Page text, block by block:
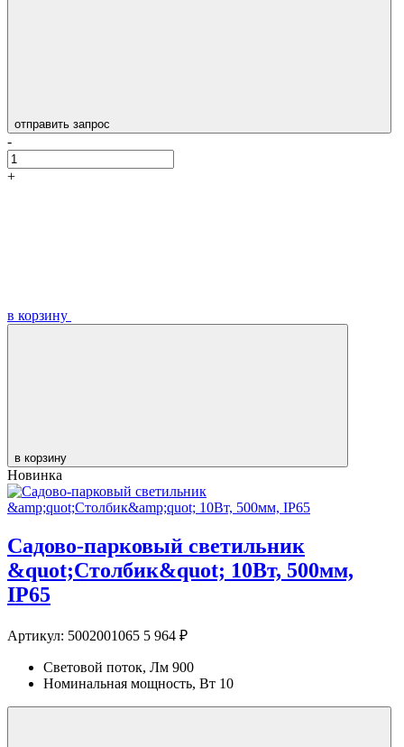
отправить запрос
-
+
в корзину
в корзину
Новинка
Садово-парковый светильник
&quot;Столбик&quot; 10Вт, 500мм,
IP65
Артикул: 5002001065 5 964 ₽
Световой поток, Лм 900
Номинальная мощность, Вт 10